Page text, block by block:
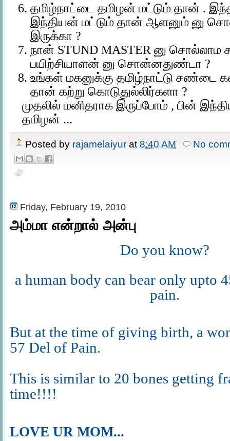
தமிழ்நாட்டை தமிழன் மட்டும் தான் .
இந்தியன் மட்டும் தான் ஆளனும் னு
இருக்கா ?
நான் STUND MASTER னு சொல்லாம
பயிற்சியாளன் னு சொன்னதுண்டா ?
உங்கள் மகனுக்கு தமிழ்நாட்டு சண்டை
தான் கற்று கொடுதுல்லிர்களா ?
முதலில் மனிதராக இருப்போம் , பின்
தமிழன் ...
Posted by rajamelaiyur at 8:40 AM No
Friday, February 19, 2010
அம்மா என்றால் அன்பு
Do you know?
a human body can bear only upto
pain.
But at the time of giving birth, a
57 Del of Pain.
This is similar to 20 bones getting
time!!!!
LOVE UR MOM...